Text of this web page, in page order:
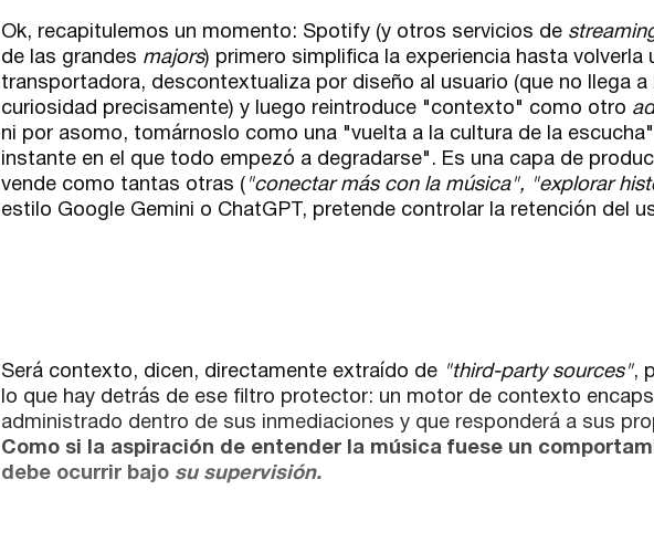
Ok, recapitulemos un momento: Spotify (y otros servicios de
de las grandes majors) primero simplifica la experiencia hasta volverla
transportadora, descontextualiza por diseño al usuario (que no llega a
curiosidad precisamente) y luego reintroduce "contexto" como otro
ni por asomo, tomárnoslo como una "vuelta a la cultura de la
instante en el que todo empezó a degradarse". Es una capa de
vende como tantas otras ( "conectar más con la música", "explorar
estilo Google Gemini o ChatGPT, pretende controlar la retención del
Será contexto, dicen, directamente extraído de "third-party sources",
lo que hay detrás de ese filtro protector: un motor de contexto
administrado dentro de sus inmediaciones y que responderá a sus
Como si la aspiración de entender la música fuese un
debe ocurrir bajo su supervisión.